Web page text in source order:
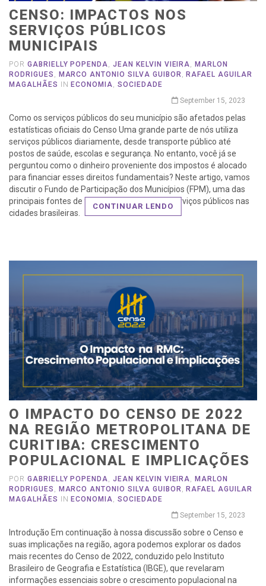
CENSO: IMPACTOS NOS
SERVIÇOS PÚBLICOS
MUNICIPAIS
POR GABRIELLY POPENDA,JEAN KELVIN VIEIRA, MARLON
RODRIGUES , MARCO ANTONIO SILVA GUIBOR, RAFAEL AGUILAR
MAGALHÃES
IN ECONOMIA,SOCIEDADE
September 15, 2023
Como os serviços públicos do seu município são afetados pelas
estatísticas oficiais do Censo Uma grande parte de nós utiliza
serviços públicos diariamente, desde transporte público até
postos de saúde, escolas e segurança. No entanto, você já se
perguntou como o dinheiro proveniente dos impostos é alocado
para financiar esses direitos fundamentais? Neste artigo, vamos
discutir o Fundo de Participação dos Municípios (FPM), uma das
principais fontes de financiamento para os serviços públicos nas
cidades brasileiras.
CONTINUAR LENDO
O IMPACTO DO CENSO DE 2022
NA REGIÃO METROPOLITANA DE
CURITIBA: CRESCIMENTO
POPULACIONAL E IMPLICAÇÕES
POR GABRIELLY POPENDA,JEAN KELVIN VIEIRA, MARLON
RODRIGUES , MARCO ANTONIO SILVA GUIBOR, RAFAEL AGUILAR
MAGALHÃES
IN ECONOMIA,SOCIEDADE
September 15, 2023
Introdução Em continuação à nossa discussão sobre o Censo e
suas implicações na região, agora podemos explorar os dados
mais recentes do Censo de 2022, conduzido pelo Instituto
Brasileiro de Geografia e Estatística (IBGE), que revelaram
informações essenciais sobre o crescimento populacional na